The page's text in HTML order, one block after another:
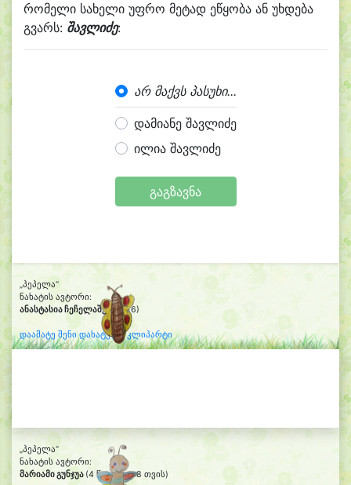
რომელი სახელი უფრო მეტად ეწყობა ან უხდება
გვარს: შავლიძე:
არ მაქვს პასუხი...
დამიანე შავლიძე
ილია შავლიძე
გაგზავნა
„პეპელა“
ნახატის ავტორი:
ანასტასია ჩეჩელაშვილი(6)
დაამატე შენი დახატული კლიპარტი
„პეპელა“
ნახატის ავტორი:
მარიამი გუნჯუა (4 წლის და 8 თვის)